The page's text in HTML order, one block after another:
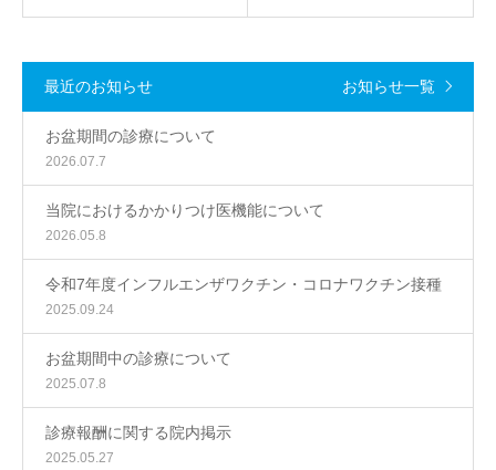
最近のお知らせ お知らせ一覧
お盆期間の診療について
2026.07.7
当院におけるかかりつけ医機能について
2026.05.8
令和7年度インフルエンザワクチン・コロナワクチン接種
2025.09.24
お盆期間中の診療について
2025.07.8
診療報酬に関する院内掲示
2025.05.27